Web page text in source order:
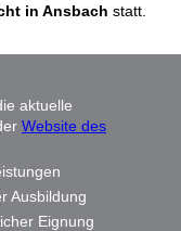
in Ansbach statt.
aktuelle
Website des
Ausbildung
Eignung